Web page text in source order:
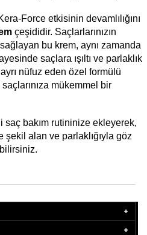
Force etkisinin devamlılığını
çeşididir. Saçlarlarınızın
bu krem, aynı zamanda
saçlara ışıltı ve parlaklık
nüfuz eden özel formülü
saçlarınıza mükemmel bir
bakım rutininize ekleyerek,
alan ve parlaklığıyla göz